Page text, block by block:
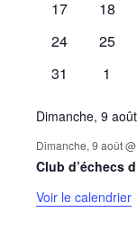
0
17
0
18
0
24
0
25
0
31
0
1
Dimanche, 9 août
Dimanche, 9 août
Club d’échecs
Voir le calendrier